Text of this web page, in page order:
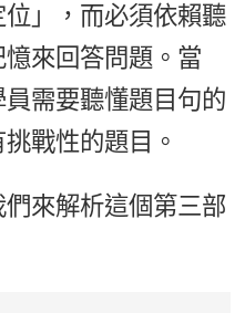
」，而必須依賴聽
來回答問題。當
需要聽懂題目句的
戰性的題目。
來解析這個第三部